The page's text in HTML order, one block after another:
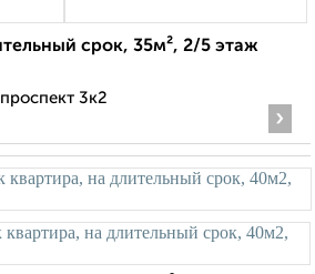
срок, 35м², 2/5 этаж
3к2
›